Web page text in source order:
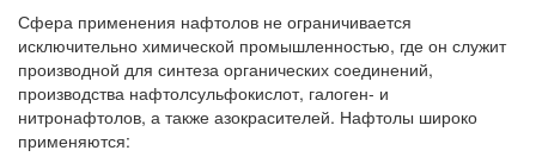
Сфера применения нафтолов не ограничивается
исключительно химической промышленностью, где он служит
производной для синтеза органических соединений,
производства нафтолсульфокислот, галоген- и
нитронафтолов, а также азокрасителей. Нафтолы широко
применяются: